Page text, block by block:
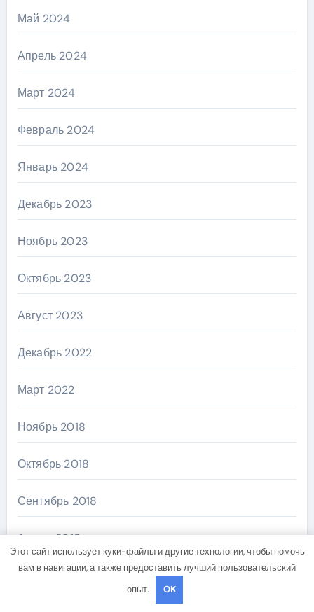
Май 2024
Апрель 2024
Март 2024
Февраль 2024
Январь 2024
Декабрь 2023
Ноябрь 2023
Октябрь 2023
Август 2023
Декабрь 2022
Март 2022
Ноябрь 2018
Октябрь 2018
Сентябрь 2018
Август 2018
Этот сайт использует куки-файлы и другие технологии, чтобы помочь
вам в навигации, а также предоставить лучший пользовательский
опыт.
OK